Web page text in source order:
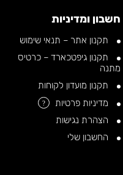
חשבון ומדיניות
תקנון אתר – תנאי שימוש
תקנון גיפטכארד – כרטיס
מתנה
תקנון מועדון לקוחות
מדיניות פרטיות
?
הצהרת נגישות
החשבון שלי